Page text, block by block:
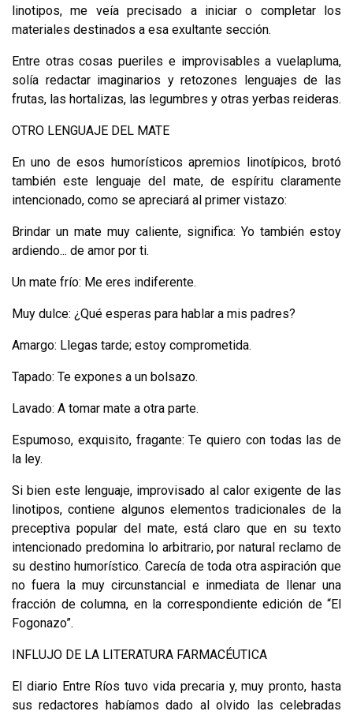
linotipos, me veía precisado a iniciar o completar los
materiales destinados a esa exultante sección.
Entre otras cosas pueriles e improvisables a vuelapluma,
solía redactar ima­ginarios y retozones lenguajes de las
frutas, las hortalizas, las legumbres y otras yerbas reideras.
OTRO LENGUAJE DEL MATE
En uno de esos humorísticos apremios linotípicos, brotó
también este len­guaje del mate, de espíritu claramente
intencionado, como se apreciará al pri­mer vistazo:
Brindar un mate muy caliente, significa: Yo también estoy
ardiendo... de amor por ti.
Un mate frío: Me eres indiferente.
Muy dulce: ¿Qué esperas para hablar a mis padres?
Amargo: Llegas tarde; estoy comprometida.
Tapado: Te expones a un bolsazo.
Lavado: A tomar mate a otra parte.
Espumoso, exquisito, fragante: Te quiero con todas las de
la ley.
Si bien este lenguaje, improvisado al calor exigente de las
linotipos, contiene algunos elementos tradicionales de la
preceptiva popular del mate, está claro que en su texto
intencionado predomina lo arbitrario, por natural reclamo de
su destino humorístico. Carecía de toda otra aspiración que
no fuera la muy cir­cunstancial e inmediata de llenar una
fracción de columna, en la correspondiente edición de “El
Fogonazo”.
INFLUJO DE LA LITERATURA FARMACÉUTICA
El diario Entre Ríos tuvo vida precaria y, muy pronto, hasta
sus redactores habíamos dado al olvido las celebradas